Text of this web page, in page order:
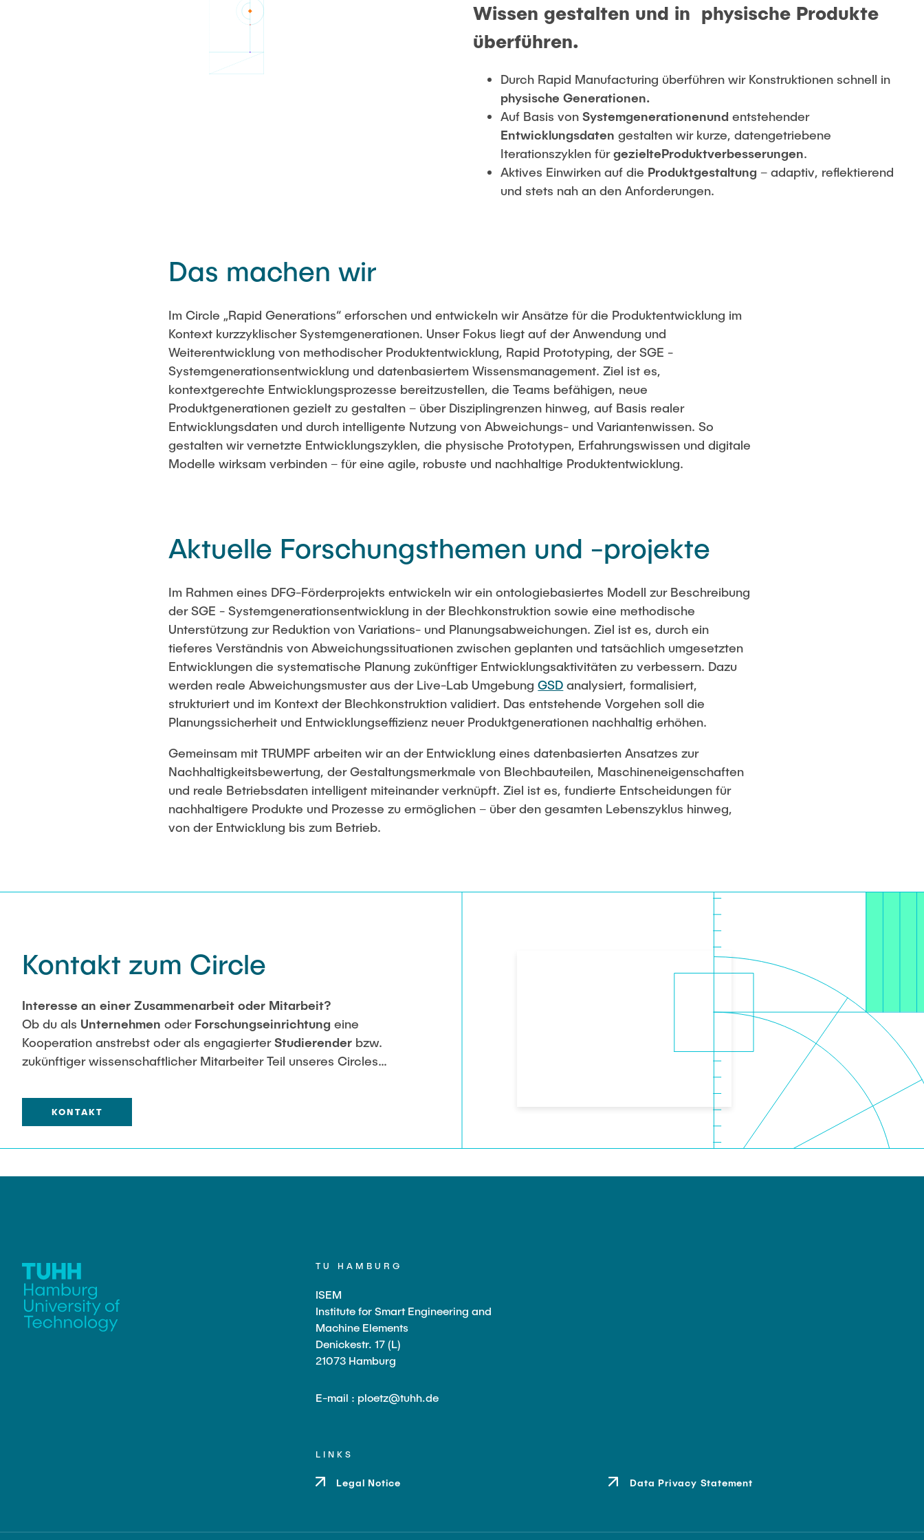
NaPe – Sustainable product
development
NTA - Scientific Discourse
SMS – Smart Machinesystems
Wissen gestalten und in physische Produkte
überführen.
Durch Rapid Manufacturing überführen wir Konstruktionen schnell in
physische Generationen.
Auf Basis von Systemgenerationenund entstehender
Entwicklungsdaten gestalten wir kurze, datengetriebene
Iterationszyklen fürgezielteProduktverbesserungen.
Aktives Einwirken auf die Produktgestaltung – adaptiv, reflektierend
und stets nah an den Anforderungen.
Das machen wir
Im Circle „Rapid Generations“ erforschen und entwickeln wir Ansätze für die Produktentwicklung im
Kontext kurzzyklischer Systemgenerationen. Unser Fokus liegt auf der Anwendung und
Weiterentwicklung von methodischer Produktentwicklung, Rapid Prototyping, der SGE -
Systemgenerationsentwicklung und datenbasiertem Wissensmanagement. Ziel ist es,
kontextgerechte Entwicklungsprozesse bereitzustellen, die Teams befähigen, neue
Produktgenerationen gezielt zu gestalten – über Disziplingrenzen hinweg, auf Basis realer
Entwicklungsdaten und durch intelligente Nutzung von Abweichungs- und Variantenwissen. So
gestalten wir vernetzte Entwicklungszyklen, die physische Prototypen, Erfahrungswissen und digitale
Modelle wirksam verbinden – für eine agile, robuste und nachhaltige Produktentwicklung.
Aktuelle Forschungsthemen und -projekte
Im Rahmen eines DFG-Förderprojekts entwickeln wir ein ontologiebasiertes Modell zur Beschreibung
der SGE - Systemgenerationsentwicklung in der Blechkonstruktion sowie eine methodische
Unterstützung zur Reduktion von Variations- und Planungsabweichungen. Ziel ist es, durch ein
tieferes Verständnis von Abweichungssituationen zwischen geplanten und tatsächlich umgesetzten
Entwicklungen die systematische Planung zukünftiger Entwicklungsaktivitäten zu verbessern. Dazu
werden reale Abweichungsmuster aus der Live-Lab UmgebungGSD analysiert, formalisiert,
strukturiert und im Kontext der Blechkonstruktion validiert. Das entstehende Vorgehen soll die
Planungssicherheit und Entwicklungseffizienz neuer Produktgenerationen nachhaltig erhöhen.
Gemeinsam mit TRUMPF arbeiten wir an der Entwicklung eines datenbasierten Ansatzes zur
Nachhaltigkeitsbewertung, der Gestaltungsmerkmale von Blechbauteilen, Maschineneigenschaften
und reale Betriebsdaten intelligent miteinander verknüpft. Ziel ist es, fundierte Entscheidungen für
nachhaltigere Produkte und Prozesse zu ermöglichen – über den gesamten Lebenszyklus hinweg,
von der Entwicklung bis zum Betrieb.
Kontakt zum Circle
Interesse an einer Zusammenarbeit oder Mitarbeit?
Ob du als Unternehmen oder Forschungseinrichtung eine
Kooperation anstrebst oder als engagierterStudierender bzw.
zukünftiger wissenschaftlicher Mitarbeiter Teil unseres Circles
Bei Fragen oder Interesse
Circle LeadPascal Kull.
KONTAKT
TU HAMBURG
ISEM
Institute for Smart Engineering and
Machine Elements
Denickestr. 17 (L)
21073 Hamburg
E-mail : ploetz@tuhh.de
LINKS
Legal Notice Data Privacy Statement